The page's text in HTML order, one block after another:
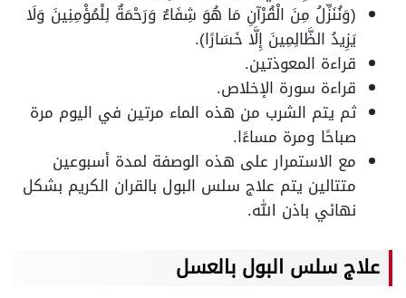
(وَنُنَزِّلُ مِنَ الْقُرْآنِ مَا هُوَ شِفَاءٌ وَرَحْمَةٌ لِلْمُؤْمِنِينَ وَلَا
يَزِيدُ الظَّالِمِينَ إِلَّا خَسَارًا).
قراءة المعوذتين.
قراءة سورة الإخلاص.
ثم يتم الشرب من هذه الماء مرتين في اليوم مرة
صباحًا ومرة مساءًا.
مع الاستمرار على هذه الوصفة لمدة أسبوعين
متتالين يتم علاج سلس البول بالقران الكريم بشكل
نهائي باذن الله.
علاج سلس البول بالعسل